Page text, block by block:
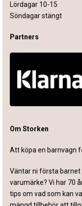
Lördagar 10-15
Söndagar stängt
Partners
Om Storken
Att köpa en barnvagn
Väntar ni första
varumärke? Vi har 70
tips om vad som kan